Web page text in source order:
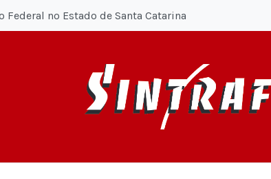
no Estado de Santa Catarina